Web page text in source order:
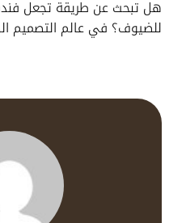
هل تبحث عن طريقة تجعل
للضيوف؟ في عالم التصميم